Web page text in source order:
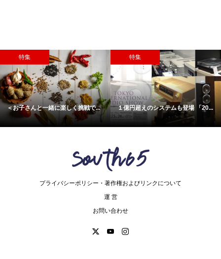
子さんと一緒に楽しく挑戦で... １億円超えのシステムも登場 「20... 日
プライバシーポリシー・著作権およびリンクについて
運 営
お問い合わせ